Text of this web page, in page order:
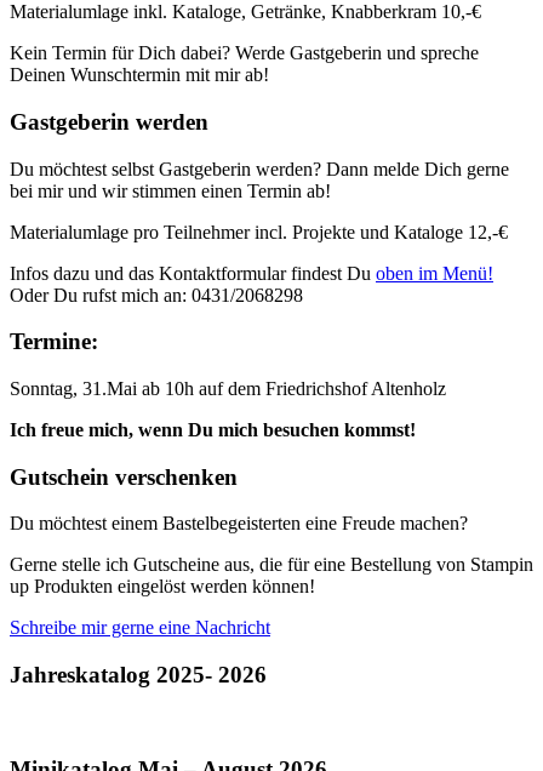
Materialumlage inkl. Kataloge, Getränke, Knabberkram 10,-€
Kein Termin für Dich dabei? Werde Gastgeberin und spreche
Deinen Wunschtermin mit mir ab!
Gastgeberin werden
Du möchtest selbst Gastgeberin werden? Dann melde Dich gerne
bei mir und wir stimmen einen Termin ab!
Materialumlage pro Teilnehmer incl. Projekte und Kataloge 12,-€
Infos dazu und das Kontaktformular findest Du oben im Menü!
Oder Du rufst mich an: 0431/2068298
Termine:
Sonntag, 31.Mai ab 10h auf dem Friedrichshof Altenholz
Ich freue mich, wenn Du mich besuchen kommst!
Gutschein verschenken
Du möchtest einem Bastelbegeisterten eine Freude machen?
Gerne stelle ich Gutscheine aus, die für eine Bestellung von Stampin
up Produkten eingelöst werden können!
Schreibe mir gerne eine Nachricht
Jahreskatalog 2025- 2026